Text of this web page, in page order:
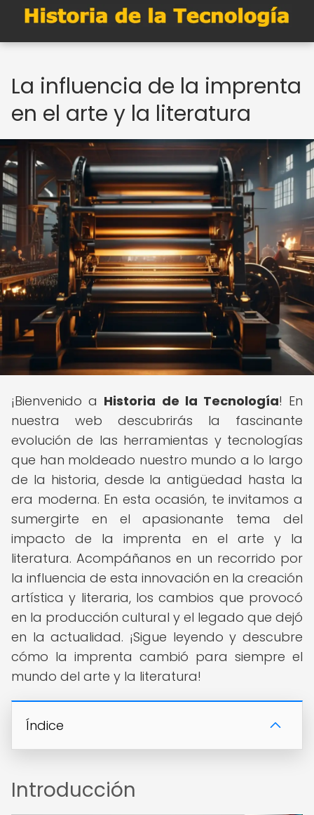
La influencia de la imprenta
en el arte y la literatura
¡Bienvenido a Historia de la Tecnología! En
nuestra web descubrirás la fascinante
evolución de las herramientas y tecnologías
que han moldeado nuestro mundo a lo largo
de la historia, desde la antigüedad hasta la
era moderna. En esta ocasión, te invitamos a
sumergirte en el apasionante tema del
impacto de la imprenta en el arte y la
literatura. Acompáñanos en un recorrido por
la influencia de esta innovación en la creación
artística y literaria, los cambios que provocó
en la producción cultural y el legado que dejó
en la actualidad. ¡Sigue leyendo y descubre
cómo la imprenta cambió para siempre el
mundo del arte y la literatura!
Índice
Introducción